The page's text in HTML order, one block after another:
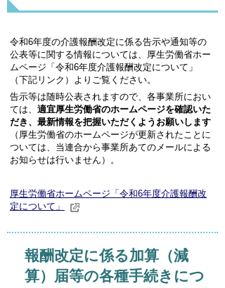
令和6年度の介護報酬改定に係る告示や通知等の
公表等に関する情報については、厚生労働省ホー
ムページ「令和6年度介護報酬改定について」
（下記リンク）よりご覧ください。
告示等は随時公表されますので、各事業所におい
ては、 適宜厚生労働省のホームページを確認いた
だき、最新情報を把握いただくようお願いします
（厚生労働省のホームページが更新されたことに
ついては、当連合から事業所あてのメールによる
お知らせは行いません）。
厚生労働省ホームページ「令和6年度介護報酬改
定について」
報酬改定に係る加算（減
算）届等の各種手続きにつ